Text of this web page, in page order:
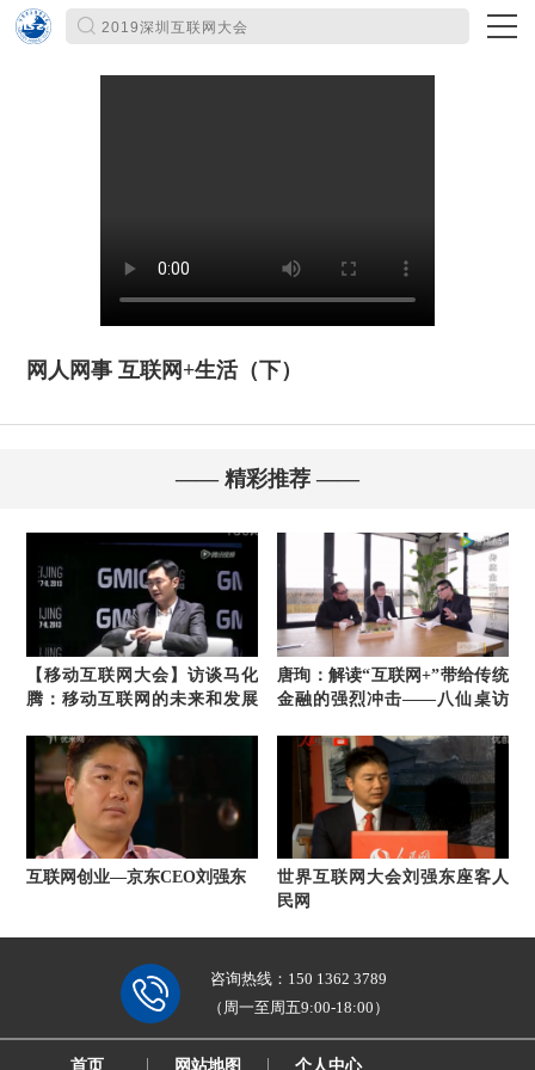
网人网事 互联网+生活（下）
—— 精彩推荐 ——
【移动互联网大会】访谈马化
腾：移动互联网的未来和发展
唐珣：解读“互联网+”带给传统
金融的强烈冲击——八仙桌访
互联网创业—京东CEO刘强东
世界互联网大会刘强东座客人
民网
咨询热线： 150 1362 3789
（周一至周五9:00-18:00）
首页 网站地图 个人中心